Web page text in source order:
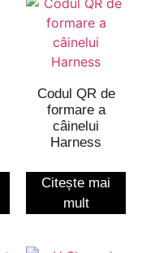
Codul QR de
formare a
câinelui
Harness
Citește mai
mult